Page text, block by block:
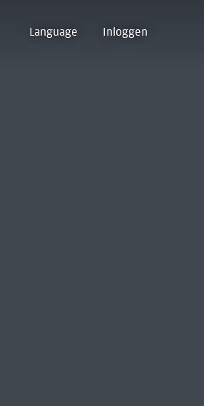
Language Inloggen